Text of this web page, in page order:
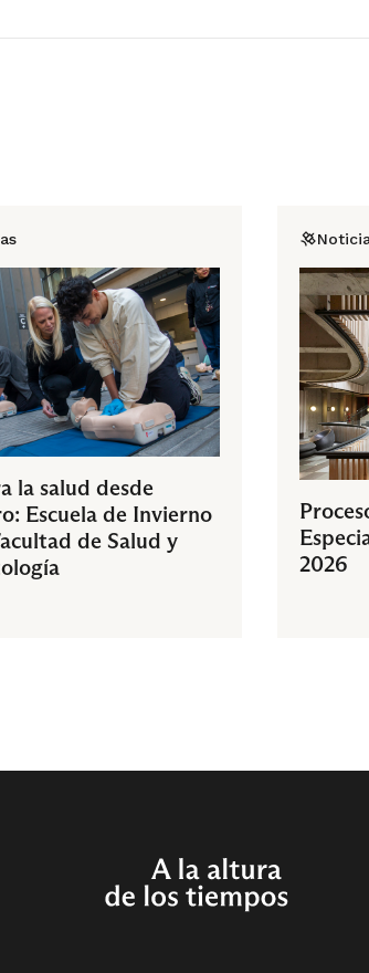
la salud desde
Escuela de Invierno
de Salud y
2026